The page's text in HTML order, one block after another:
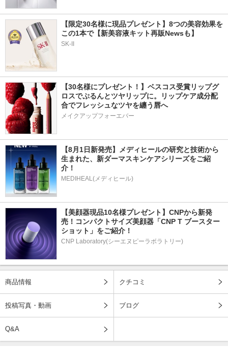
【限定30名様に現品プレゼント】8つの美容効果を
この1本で【新美容液キット再販Newsも】
SK-II
【30名様にプレゼント！】ベスコス受賞リップグ
ロスでぷるんとツヤリップに。リップケア成分配
合でフレッシュなツヤを纏う唇へ
メイクアップフォーエバー
【8月1日新発売】メディヒールの研究と技術から
生まれた、新ダーマスキンケアシリーズをご紹
介！
MEDIHEAL(メディヒール)
【美顔器現品10名様プレゼント】CNPから新発
売！コンパクトサイズ美顔器「CNP T ブースター
ショット」をご紹介！
CNP Laboratory(シーエヌピーラボラトリー)
商品情報 クチコミ
投稿写真・動画 ブログ
Q&A